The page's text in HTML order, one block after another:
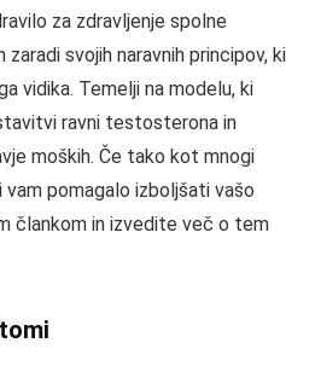
za zdravljenje spolne
svojih naravnih principov, ki
vidika. Temelji na modelu, ki
ravni testosterona in
moških. Če tako kot mnogi
pomagalo izboljšati vašo
člankom in izvedite več o tem